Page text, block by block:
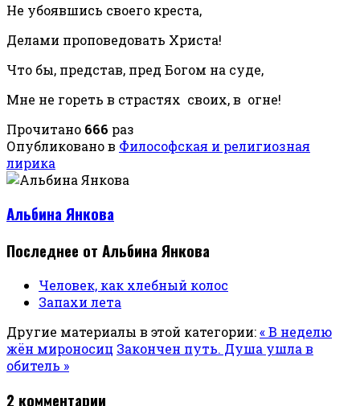
Не убоявшись своего креста,
Делами проповедовать Христа!
Что бы, представ, пред Богом на суде,
Мне не гореть в страстях своих, в огне!
Прочитано 666 раз
Опубликовано в Философская и религиозная
лирика
Альбина Янкова
Последнее от Альбина Янкова
Человек, как хлебный колос
Запахи лета
Другие материалы в этой категории:« В неделю
жён мироносиц Закончен путь. Душа ушла в
обитель »
2 комментарии